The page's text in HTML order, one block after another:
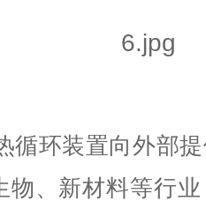
循环装置向外部
物、新材料等行